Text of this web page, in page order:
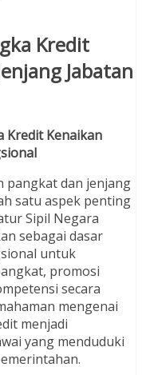
Kredit
Jabatan
Kredit Kenaikan
pangkat dan jenjang
satu aspek penting
Sipil Negara
sebagai dasar
untuk
promosi
secara
mengenai
menjadi
yang menduduki